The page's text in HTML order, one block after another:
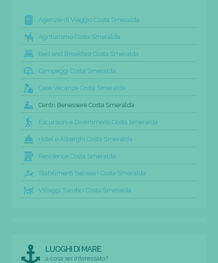
Agenzie di Viaggio Costa Smeralda
Agriturismo Costa Smeralda
Bed and Breakfast Costa Smeralda
Campeggi Costa Smeralda
Case Vacanze Costa Smeralda
Centri Benessere Costa Smeralda
Escursioni e Divertimenti Costa Smeralda
Hotel e Alberghi Costa Smeralda
Residence Costa Smeralda
Stabilimenti balneari Costa Smeralda
Villaggi Turistici Costa Smeralda
LUOGHI DI MARE
a cosa sei interessato?